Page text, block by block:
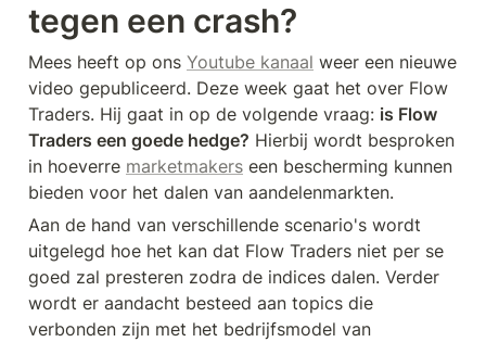
tegen een crash?
Mees heeft op ons Youtube kanaal weer een nieuwe
video gepubliceerd. Deze week gaat het over Flow
Traders. Hij gaat in op de volgende vraag: is Flow
Traders een goede hedge? Hierbij wordt besproken
in hoeverre marketmakers een bescherming kunnen
bieden voor het dalen van aandelenmarkten.
Aan de hand van verschillende scenario's wordt
uitgelegd hoe het kan dat Flow Traders niet per se
goed zal presteren zodra de indices dalen. Verder
wordt er aandacht besteed aan topics die
verbonden zijn met het bedrijfsmodel van